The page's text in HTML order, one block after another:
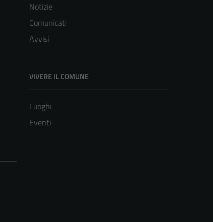
Notizie
Comunicati
Avvisi
VIVERE IL COMUNE
Luoghi
Eventi